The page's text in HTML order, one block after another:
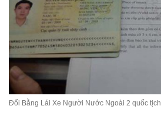
Đổi Bằng Lái Xe Người Nước Ngoài 2 quốc tịch